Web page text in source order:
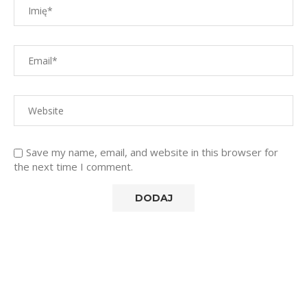
Save my name, email, and website in this browser for
the next time I comment.